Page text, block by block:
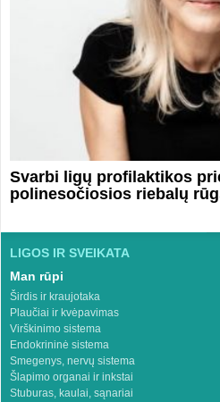
Svarbi ligų profilaktikos
polinesočiosios riebalų
LIGOS IR SVEIKATA
Man rūpi
Širdis ir kraujotaka
Plaučiai ir kvėpavimas
Virškinimo sistema
Endokrininė sistema
Smegenys, nervų sistema
Šlapimo organai ir inkstai
Stuburas, kaulai, sąnariai